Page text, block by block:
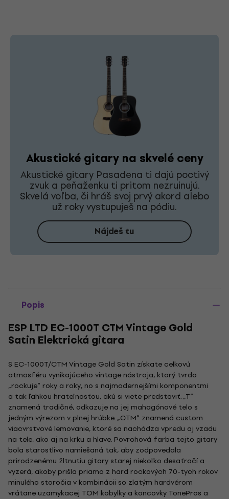
Akustické gitary na skvelé ceny
Akustické gitary Pasadena ti dajú poctivý
zvuk a peňaženku ti pritom nezruinujú.
Skvelá voľba, či hráš svoj prvý akord alebo
už roky vystupuješ na pódiu.
Nájdeš tu
Popis
ESP LTD EC-1000T CTM Vintage Gold
Satin Elektrická gitara
S EC-1000T/CTM Vintage Gold Satin získate celkovú
atmosféru vynikajúceho vintage nástroja, ktorý tvrdo
„rockuje“ roky a roky, no s najmodernejšími komponentmi
a tak ľahkou hrateľnosťou, akú si viete predstaviť. „T“
znamená tradičné, odkazuje na jej mahagónové telo s
jedným výrezom v plnej hrúbke. „CTM“ znamená custom
viacvrstvové lemovanie, ktoré sa nachádza vpredu aj vzadu
na tele, ako aj na krku a hlave. Povrchová farba tejto gitary
bola starostlivo namiešaná tak, aby zodpovedala
prirodzenému žltnutiu gitary starej niekoľko desaťročí a
vyzerá, akoby prišla priamo z hard rockových 70-tych rokov
minulého storočia v kombinácii so zlatým hardvérom
vrátane uzamykacej TOM kobylky a koncovky TonePros a